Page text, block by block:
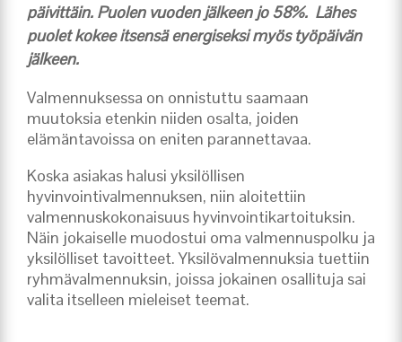
päivittäin. Puolen vuoden jälkeen jo 58%. Lähes
puolet kokee itsensä energiseksi myös työpäivän
jälkeen.
Valmennuksessa on onnistuttu saamaan
muutoksia etenkin niiden osalta, joiden
elämäntavoissa on eniten parannettavaa.
Koska asiakas halusi yksilöllisen
hyvinvointivalmennuksen, niin aloitettiin
valmennuskokonaisuus hyvinvointikartoituksin.
Näin jokaiselle muodostui oma valmennuspolku ja
yksilölliset tavoitteet. Yksilövalmennuksia tuettiin
ryhmävalmennuksin, joissa jokainen osallituja sai
valita itselleen mieleiset teemat.